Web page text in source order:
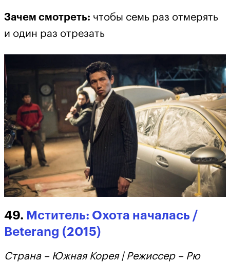
Зачем смотреть: чтобы семь раз отмерять
и один раз отрезать
49. Мститель: Охота началась /
Beterang (2015)
Страна – Южная Корея | Режиссер – Рю